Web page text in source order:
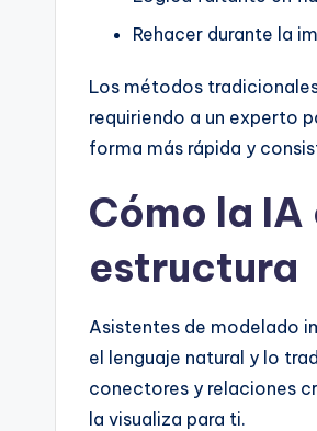
ft
w
Rehacer durante la
Los métodos
requiriendo a un experto
forma más rápida y
Cómo la
estructura
Asistentes de modelado
el lenguaje natural y lo
conectores y relaciones
la visualiza para ti.